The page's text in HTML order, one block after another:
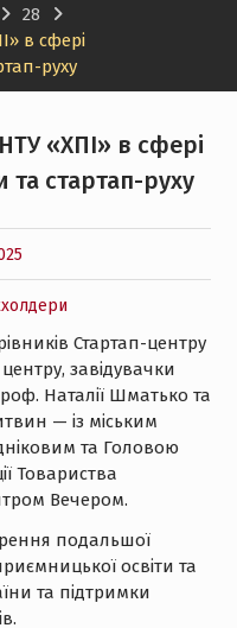
28
в сфері
руху
«ХПІ» в сфері
та стартап-руху
Стартап-центру
завідувачки
Наталії Шматько та
— із міським
та Головою
Товариства
Вечером.
подальшої
освіти та
та підтримки